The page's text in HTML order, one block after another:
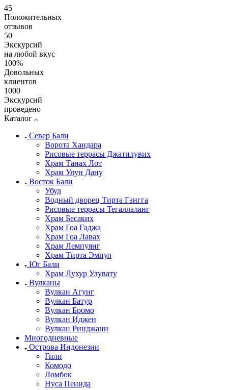
45
Положительных
отзывов
50
Экскурсий
на любой вкус
100%
Довольных
клиентов
1000
Экскурсий
проведено
Каталог
Север Бали
Ворота Хандара
Рисовые террасы Джатилувих
Храм Танах Лот
Храм Улун Дану
Восток Бали
Убуд
Водный дворец Тирта Гангга
Рисовые террасы Тегаллаланг
Храм Бесаких
Храм Гоа Гаджа
Храм Гоа Лавах
Храм Лемпуянг
Храм Тирта Эмпул
Юг Бали
Храм Лухур Улувату
Вулканы
Вулкан Агунг
Вулкан Батур
Вулкан Бромо
Вулкан Иджен
Вулкан Ринджани
Многодневные
Острова Индонезии
Гили
Комодо
Ломбок
Нуса Пенида